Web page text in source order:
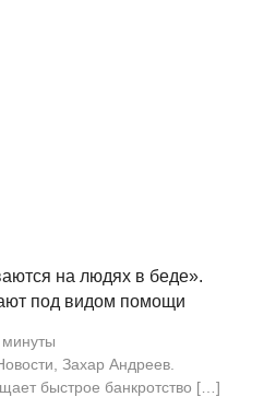
на людях в беде».
под видом помощи
минуты
Захар Андреев.
быстрое банкротство […]